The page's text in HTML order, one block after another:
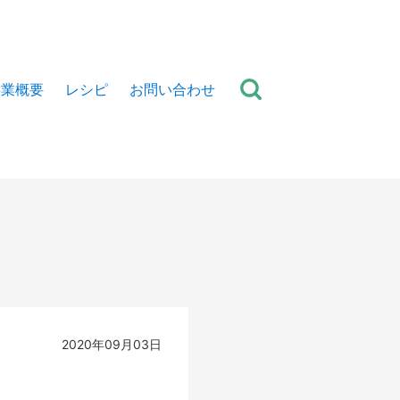
概要 レシピ お問い合わせ
2020年09月03日